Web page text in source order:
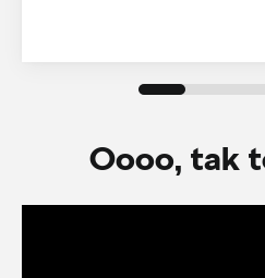
Oooo, tak